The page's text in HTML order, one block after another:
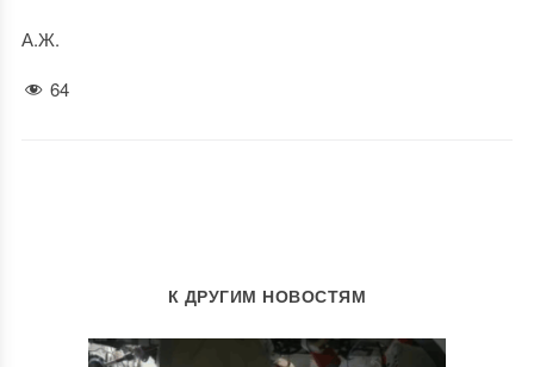
А.Ж.
64
К ДРУГИМ НОВОСТЯМ